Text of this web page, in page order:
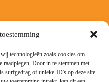
technologieën zoals cookies om
raadplegen. Door in te stemmen met
surfgedrag of unieke ID's op deze site